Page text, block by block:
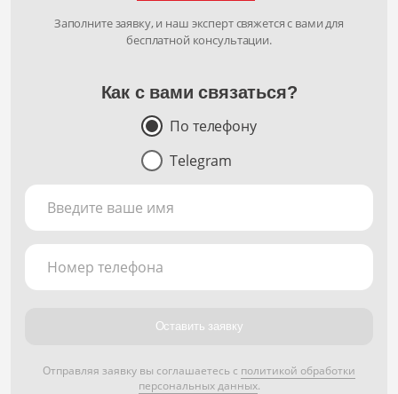
Заполните заявку, и наш эксперт свяжется с вами для
бесплатной консультации.
Как с вами связаться?
По телефону
Telegram
Введите ваше имя
Номер телефона
Оставить заявку
Отправляя заявку вы соглашаетесь с политикой обработки
персональных данных.